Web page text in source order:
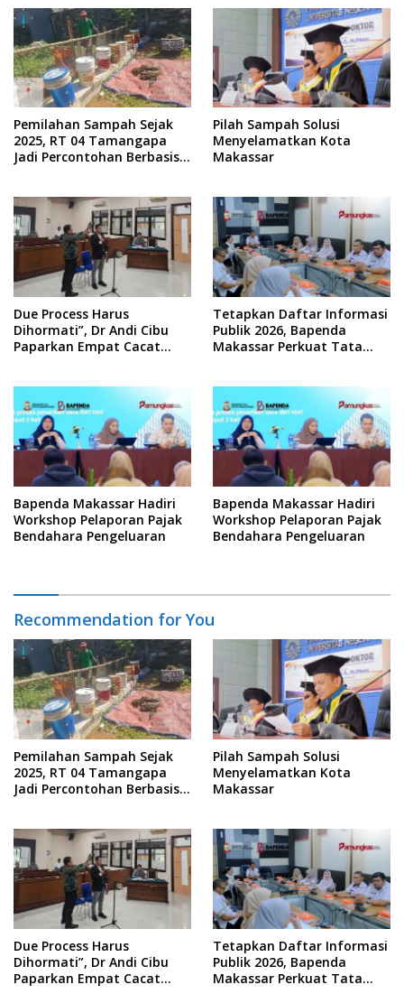
Pemilahan Sampah Sejak
2025, RT 04 Tamangapa
Jadi Percontohan Berbasis
Pilah Sampah Solusi
Menyelamatkan Kota
Makassar
Due Process Harus
Dihormati”, Dr Andi Cibu
Paparkan Empat Cacat
Tetapkan Daftar Informasi
Publik 2026, Bapenda
Makassar Perkuat Tata
Bapenda Makassar Hadiri
Workshop Pelaporan Pajak
Bendahara Pengeluaran
Bapenda Makassar Hadiri
Workshop Pelaporan Pajak
Bendahara Pengeluaran
Recommendation for You
Pemilahan Sampah Sejak
2025, RT 04 Tamangapa
Jadi Percontohan Berbasis
Pilah Sampah Solusi
Menyelamatkan Kota
Makassar
Due Process Harus
Dihormati”, Dr Andi Cibu
Paparkan Empat Cacat
Tetapkan Daftar Informasi
Publik 2026, Bapenda
Makassar Perkuat Tata